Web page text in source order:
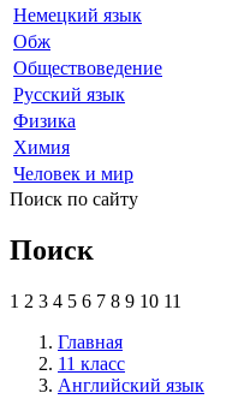
Немецкий язык
Обж
Обществоведение
Русский язык
Физика
Химия
Человек и мир
Поиск по сайту
Поиск
1 2 3 4 5 6 7 8 9 10 11
Главная
11 класс
Английский язык